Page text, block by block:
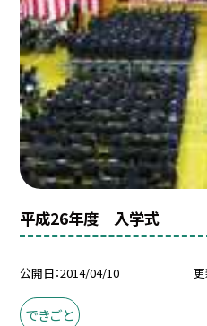
平成26年度 入学式
公開日 2014/04/10
できごと